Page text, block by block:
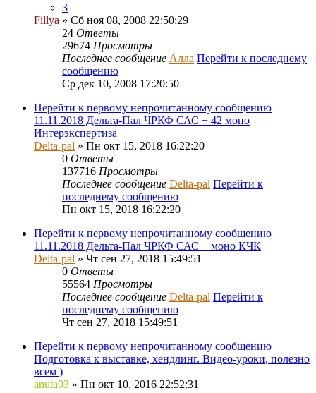
3
Fillya » Сб ноя 08, 2008 22:50:29
24 Ответы
29674 Просмотры
Последнее сообщение Алла Перейти к последнему
сообщению
Ср дек 10, 2008 17:20:50
Перейти к первому непрочитанному сообщению
11.11.2018 Дельта-Пал ЧРКФ САС + 42 моно
Интерэкспертиза
Delta-pal » Пн окт 15, 2018 16:22:20
0 Ответы
137716 Просмотры
Последнее сообщение Delta-pal Перейти к
последнему сообщению
Пн окт 15, 2018 16:22:20
Перейти к первому непрочитанному сообщению
11.11.2018 Дельта-Пал ЧРКФ САС + моно КЧК
Delta-pal » Чт сен 27, 2018 15:49:51
0 Ответы
55564 Просмотры
Последнее сообщение Delta-pal Перейти к
последнему сообщению
Чт сен 27, 2018 15:49:51
Перейти к первому непрочитанному сообщению
Подготовка к выставке, хендлинг. Видео-уроки, полезно
всем )
anuta03 » Пн окт 10, 2016 22:52:31